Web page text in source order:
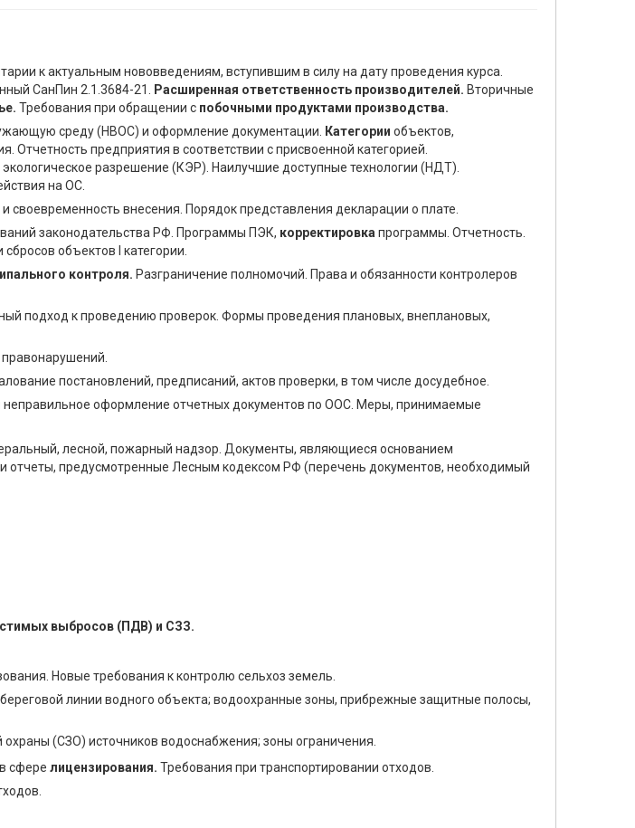
к актуальным нововведениям, вступившим в силу на дату проведения курса.
СанПин 2.1.3684-21.
Расширенная ответственность производителей. Вторичные
Требования при обращении с побочными продуктами производства.
среду (НВОС) и оформление документации. Категории объектов,
предприятия в соответствии с присвоенной категорией.
разрешение (КЭР). Наилучшие доступные технологии (НДТ).
на ОС.
своевременность внесения. Порядок представления декларации о плате.
законодательства РФ. Программы ПЭК, корректировка программы. Отчетность.
объектов I категории.
контроля. Разграничение полномочий. Права и обязанности контролеров
подход к проведению проверок. Формы проведения плановых, внеплановых,
постановлений, предписаний, актов проверки, в том числе досудебное.
неправильное оформление отчетных документов по ООС. Меры, принимаемые
лесной, пожарный надзор. Документы, являющиеся основанием
отчеты, предусмотренные Лесным кодексом РФ (перечень документов, необходимый
выбросов (ПДВ) и СЗЗ.
Новые требования к контролю сельхоз земель.
линии водного объекта; водоохранные зоны, прибрежные защитные полосы,
(СЗО) источников водоснабжения; зоны ограничения.
в сфере лицензирования. Требования при транспортировании отходов.